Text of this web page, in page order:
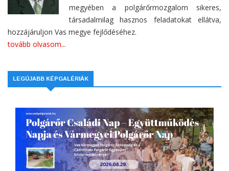
megyében a polgárőrmozgalom sikeres,
társadalmilag hasznos feladatokat ellátva,
hozzájáruljon Vas megye fejlődéséhez.
tovább olvasom...
LEGÚJABB KÉPGALÉRIÁK